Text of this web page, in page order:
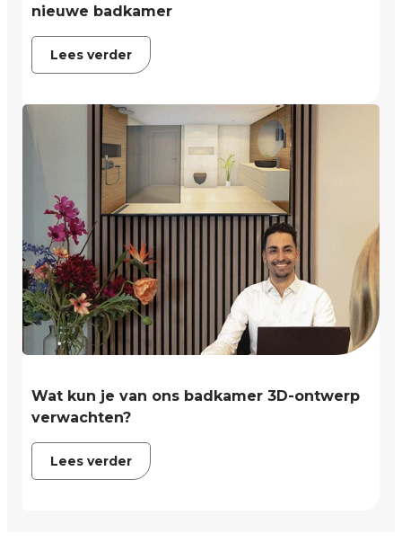
nieuwe badkamer
Lees verder
Wat kun je van ons badkamer 3D-ontwerp
verwachten?
Lees verder